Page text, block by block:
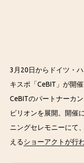
3月20日からドイツ・
キスポ「CeBIT」が開
CeBITのパートナーカ
ビリオンを展開。開催
ニングセレモニーにて
えるショーアクトが行